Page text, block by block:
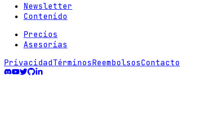
Newsletter
Contenido
Precios
Asesorias
PrivacidadTérminosReembolsosContacto